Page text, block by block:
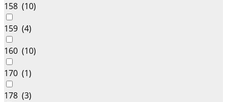
158 (10)
159 (4)
160 (10)
170 (1)
178 (3)